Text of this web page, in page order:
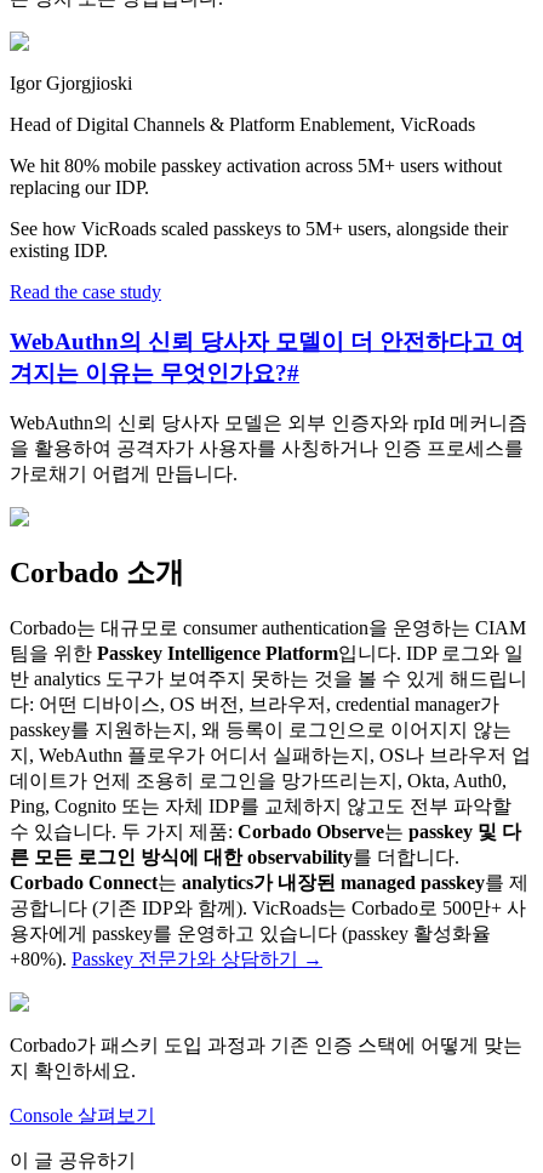
Igor Gjorgjioski
Head of Digital Channels & Platform Enablement, VicRoads
We hit 80% mobile passkey activation across 5M+ users without
replacing our IDP.
See how VicRoads scaled passkeys to 5M+ users, alongside their
existing IDP.
Read the case study
WebAuthn의 신뢰 당사자 모델이 더 안전하다고 여
겨지는 이유는 무엇인가요?#
WebAuthn의 신뢰 당사자 모델은 외부 인증자와 rpId 메커니즘
을 활용하여 공격자가 사용자를 사칭하거나 인증 프로세스를
가로채기 어렵게 만듭니다.
Corbado 소개
Corbado는 대규모로 consumer authentication을 운영하는 CIAM
팀을 위한 Passkey Intelligence Platform입니다. IDP 로그와 일
반 analytics 도구가 보여주지 못하는 것을 볼 수 있게 해드립니
다: 어떤 디바이스, OS 버전, 브라우저, credential manager가
passkey를 지원하는지, 왜 등록이 로그인으로 이어지지 않는
지, WebAuthn 플로우가 어디서 실패하는지, OS나 브라우저 업
데이트가 언제 조용히 로그인을 망가뜨리는지, Okta, Auth0,
Ping, Cognito 또는 자체 IDP를 교체하지 않고도 전부 파악할
수 있습니다. 두 가지 제품: Corbado Observe는 passkey 및 다
른 모든 로그인 방식에 대한 observability를 더합니다.
Corbado Connect는 analytics가 내장된 managed passkey를 제
공합니다 (기존 IDP와 함께). VicRoads는 Corbado로 500만+ 사
용자에게 passkey를 운영하고 있습니다 (passkey 활성화율
+80%). Passkey 전문가와 상담하기 →
Corbado가 패스키 도입 과정과 기존 인증 스택에 어떻게 맞는
지 확인하세요.
Console 살펴보기
이 글 공유하기